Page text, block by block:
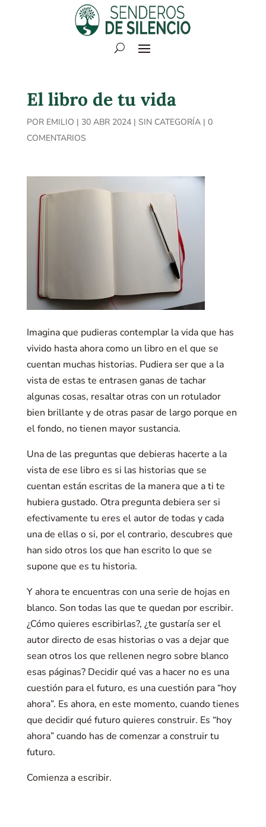
El libro de tu vida
POR EMILIO | 30 ABR 2024| SIN CATEGORÍA| 0
COMENTARIOS
Imagina que pudieras contemplar la vida que has
vivido hasta ahora como un libro en el que se
cuentan muchas historias. Pudiera ser que a la
vista de estas te entrasen ganas de tachar
algunas cosas, resaltar otras con un rotulador
bien brillante y de otras pasar de largo porque en
el fondo, no tienen mayor sustancia.
Una de las preguntas que debieras hacerte a la
vista de ese libro es si las historias que se
cuentan están escritas de la manera que a ti te
hubiera gustado. Otra pregunta debiera ser si
efectivamente tu eres el autor de todas y cada
una de ellas o si, por el contrario, descubres que
han sido otros los que han escrito lo que se
supone que es tu historia.
Y ahora te encuentras con una serie de hojas en
blanco. Son todas las que te quedan por escribir.
¿Cómo quieres escribirlas?, ¿te gustaría ser el
autor directo de esas historias o vas a dejar que
sean otros los que rellenen negro sobre blanco
esas páginas? Decidir qué vas a hacer no es una
cuestión para el futuro, es una cuestión para “hoy
ahora”. Es ahora, en este momento, cuando tienes
que decidir qué futuro quieres construir. Es “hoy
ahora” cuando has de comenzar a construir tu
futuro.
Comienza a escribir.